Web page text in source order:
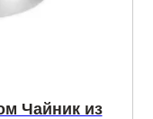
Чайник из